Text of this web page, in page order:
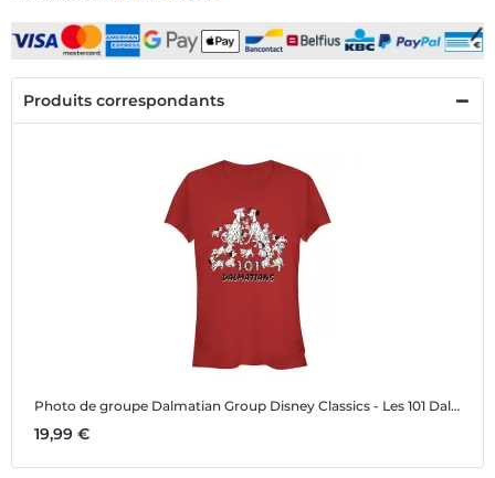
Produits correspondants
Photo de groupe Dalmatian Group Disney Classics - Les 101 Dalmatiens - Photo de groupe Dalmatian Group - Femme T-shirt
19,99 €